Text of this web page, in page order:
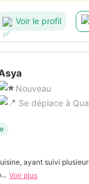
Voir le profil
Nouveau
Se déplace à
ayant suivi
Voir plus